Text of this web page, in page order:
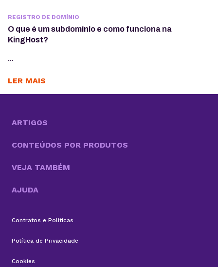
REGISTRO DE DOMÍNIO
O que é um subdomínio e como funciona na
KingHost?
...
LER MAIS
ARTIGOS
CONTEÚDOS POR PRODUTOS
VEJA TAMBÉM
AJUDA
Contratos e Políticas
Política de Privacidade
Cookies